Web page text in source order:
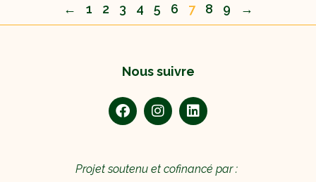
← 1 2 3 4 5 6 7 8 9 →
Nous suivre
Projet soutenu et cofinancé par :